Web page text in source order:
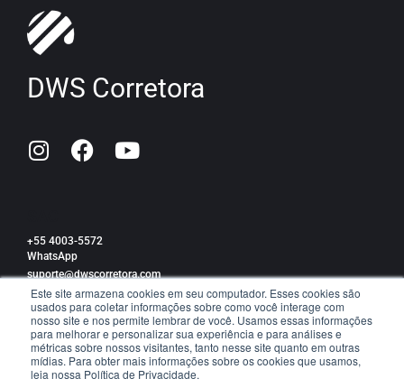
Este site armazena cookies em seu computador. Esses cookies são
usados para coletar informações sobre como você interage com
nosso site e nos permite lembrar de você. Usamos essas informações
para melhorar e personalizar sua experiência e para análises e
métricas sobre nossos visitantes, tanto nesse site quanto em outras
mídias. Para obter mais informações sobre os cookies que usamos,
leia nossa Política de Privacidade.
DWS Corretora
+55 4003-5572
WhatsApp
suporte@dwscorretora.com
Política de privacidade
TRABALHE CONOSCO